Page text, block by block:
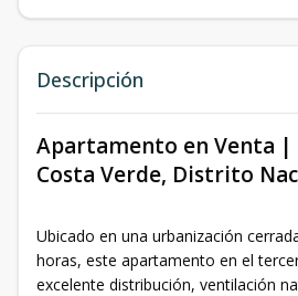
Descripción
Apartamento en Venta |
Costa Verde, Distrito
Ubicado en una urbanización
horas, este apartamento en el
excelente distribución, ventilación